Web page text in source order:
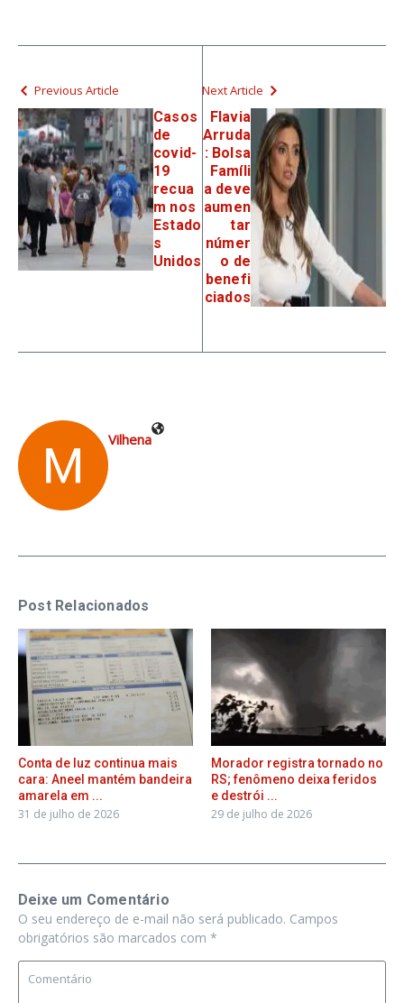
Previous Article
Casos
de
covid-
19
recua
m nos
Estado
s
Unidos
Next Article
Flavia
Arruda
: Bolsa
Famíli
a deve
aumen
tar
númer
o de
benefi
ciados
Vilhena
Post Relacionados
Conta de luz continua mais
cara: Aneel mantém bandeira
amarela em ...
31 de julho de 2026
Morador registra tornado no
RS; fenômeno deixa feridos
e destrói ...
29 de julho de 2026
Deixe um Comentário
O seu endereço de e-mail não será publicado. Campos
obrigatórios são marcados com *